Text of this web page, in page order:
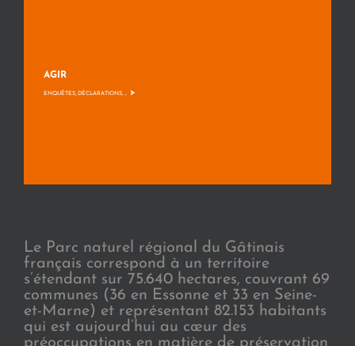
AGIR
ENQUÊTES, DÉCLARATIONS, ... >
Le Parc naturel régional du Gâtinais
français correspond à un territoire
s’étendant sur 75.640 hectares, couvrant 69
communes (36 en Essonne et 33 en Seine-
et-Marne) et représentant 82.153 habitants
qui est aujourd’hui au cœur des